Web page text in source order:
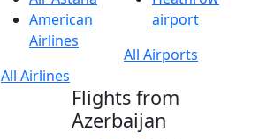
American
Airlines
All Airlines
airport
All Airports
Flights from
Azerbaijan